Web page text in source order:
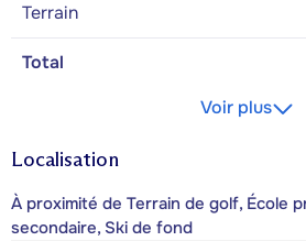
Terrain
Total
Voir plus
Localisation
À proximité de Terrain de golf, École
secondaire, Ski de fond